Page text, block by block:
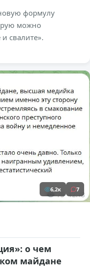
формулу
можно
свалите».
6,2к 7
о чем
майдане